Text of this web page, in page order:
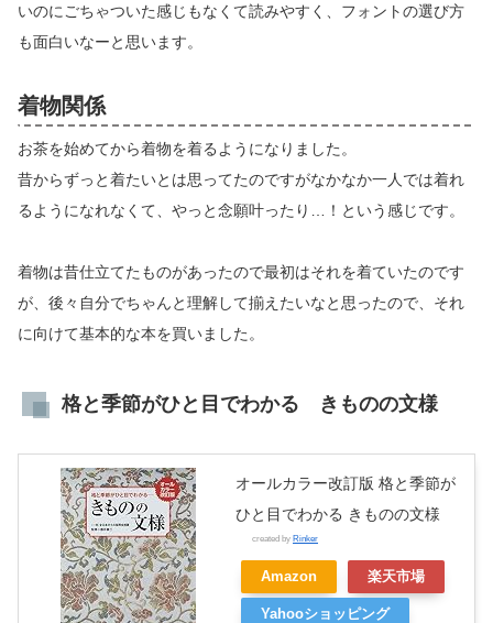
いのにごちゃついた感じもなくて読みやすく、フォントの選び方
も面白いなーと思います。
着物関係
お茶を始めてから着物を着るようになりました。
昔からずっと着たいとは思ってたのですがなかなか一人では着れ
るようになれなくて、やっと念願叶ったり…！という感じです。
着物は昔仕立てたものがあったので最初はそれを着ていたのです
が、後々自分でちゃんと理解して揃えたいなと思ったので、それ
に向けて基本的な本を買いました。
格と季節がひと目でわかる きものの文様
オールカラー改訂版 格と季節が
ひと目でわかる きものの文様
created by Rinker
Amazon 楽天市場
Yahooショッピング